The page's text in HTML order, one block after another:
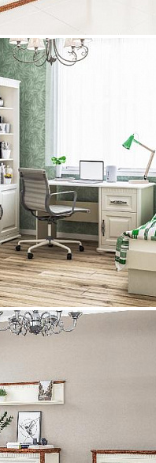
с зеркалом) ММ-137-01/05